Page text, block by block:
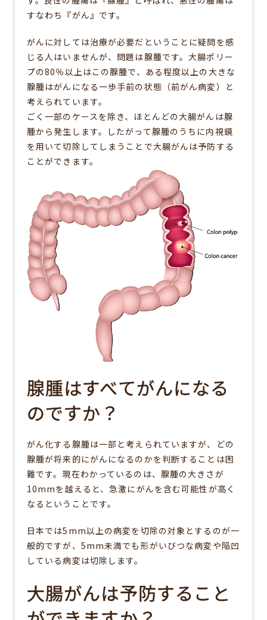
すなわち『がん』です。
がんに対しては治療が必要だということに疑問を感
じる人はいませんが、問題は腺腫です。大腸ポリー
プの80％以上はこの腺腫で、ある程度以上の大きな
腺腫はがんになる一歩手前の状態（前がん病変）と
考えられています。
ごく一部のケースを除き、ほとんどの大腸がんは腺
腫から発生します。したがって腺腫のうちに内視鏡
を用いて切除してしまうことで大腸がんは予防する
ことができます。
腺腫はすべてがんになる
のですか？
がん化する腺腫は一部と考えられていますが、どの
腺腫が将来的にがんになるのかを判断することは困
難です。現在わかっているのは、腺腫の大きさが
10mmを越えると、急激にがんを含む可能性が高く
なるということです。
日本では5mm以上の病変を切除の対象とするのが一
般的ですが、5mm未満でも形がいびつな病変や陥凹
している病変は切除します。
大腸がんは予防すること